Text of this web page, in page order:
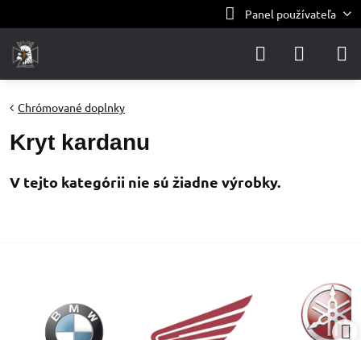
Panel používateľa
Chrómované doplnky
Kryt kardanu